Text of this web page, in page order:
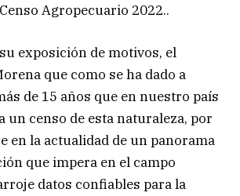
Agropecuario 2022..
exposición de motivos, el
que como se ha dado a
de 15 años que en nuestro país
un censo de esta naturaleza, por
en la actualidad de un panorama
que impera en el campo
datos confiables para la